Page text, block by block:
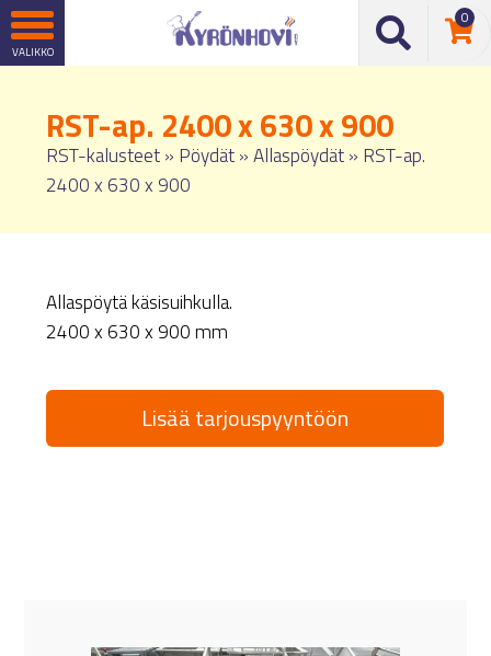
0
RST-ap. 2400 x 630 x 900
RST-kalusteet» Pöydät»Allaspöydät» RST-ap.
2400 x 630 x 900
Allaspöytä käsisuihkulla.
2400 x 630 x 900 mm
Lisää tarjouspyyntöön